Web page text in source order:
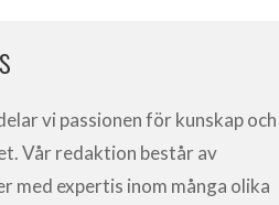
vi passionen för kunskap och
Vår redaktion består av
med expertis inom många olika